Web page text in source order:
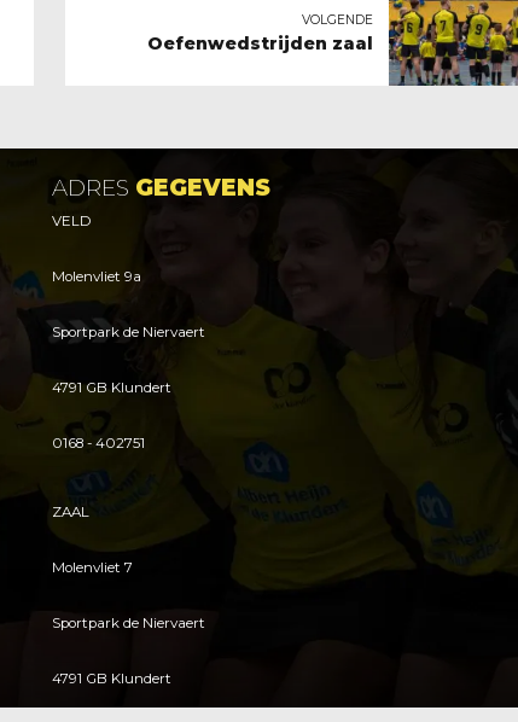
VOLGENDE
Oefenwedstrijden zaal
ADRES GEGEVENS
VELD
Molenvliet 9a
Sportpark de Niervaert
4791 GB Klundert
0168 - 402751
ZAAL
Molenvliet 7
Sportpark de Niervaert
4791 GB Klundert